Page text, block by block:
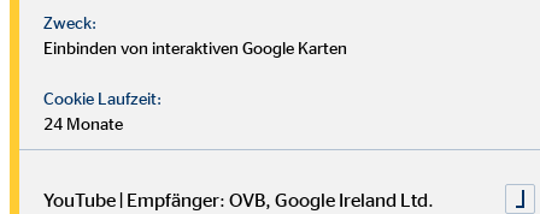
Kosten dafür werden leicht übersehen.
Trinkgelder
Überstundenzuschläge für den Veranstaltungsort und das
Zweck:
Einbinden von interaktiven Google Karten
Cookie Laufzeit:
24 Monate
YouTube | Empfänger: OVB, Google Ireland Ltd.